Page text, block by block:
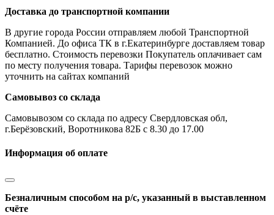
Доставка до транспортной компании
В другие города России отправляем любой Транспортной
Компанией. До офиса ТК в г.Екатеринбурге доставляем товар
бесплатно. Стоимость перевозки Покупатель оплачивает сам
по месту получения товара. Тарифы перевозок можно
уточнить на сайтах компаний
Самовывоз со склада
Самовывозом со склада по адресу Свердловская обл,
г.Берёзовский, Воротникова 82Б с 8.30 до 17.00
Информация об оплате
Безналичным способом на р/с, указанный в выставленном
счёте